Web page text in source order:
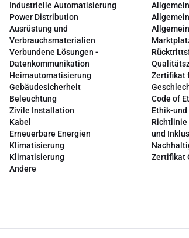
Industrielle Automatisierung
Power Distribution
Ausrüstung und
Verbrauchsmaterialien
Verbundene Lösungen -
Datenkommunikation
Heimautomatisierung
Gebäudesicherheit
Beleuchtung
Zivile Installation
Kabel
Erneuerbare Energien
Klimatisierung
Klimatisierung
Andere
Zertifikat
Code of
Ethik-
und
Zertifikat